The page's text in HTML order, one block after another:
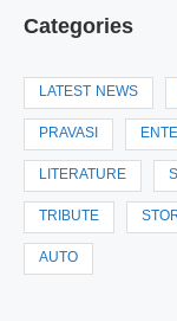
Categories
LATEST NEWS
PRAVASI
LITERATURE
TRIBUTE
AUTO